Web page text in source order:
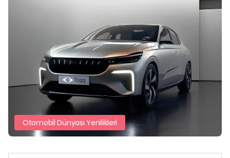
Oto Galeriler için Şarj İstasyonu
Otoparklar için Şarj İstasyonu
Oto Servisler için Şarj İstasyonu
Restoran ve Dinlenme Tesisleri için Şarj İstasyonu
Elektrikli Araba Sözlüğü
Sıkça Sorulan Sorular
Otomobil Dünyası Yenilikleri